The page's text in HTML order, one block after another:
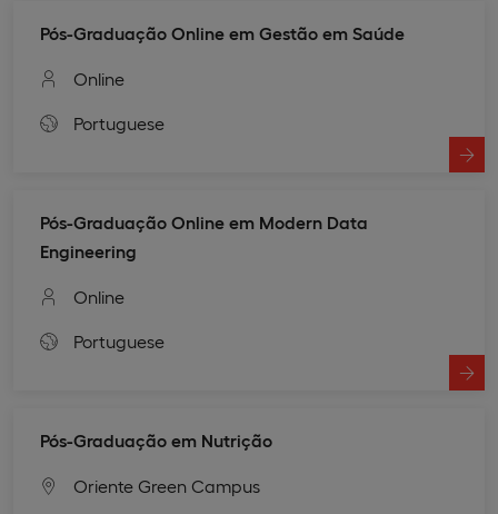
Pós-Graduação Online em Gestão em Saúde
Online
Portuguese
Pós-Graduação Online em Modern Data
Engineering
Online
Portuguese
Pós-Graduação em Nutrição
Oriente Green Campus